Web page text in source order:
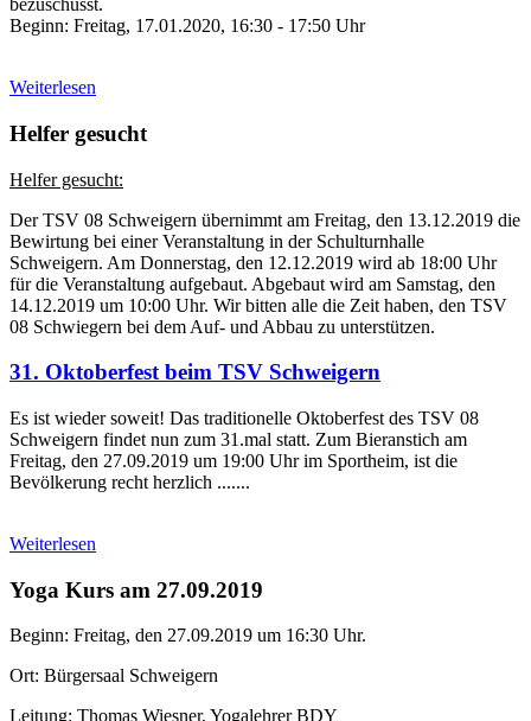
bezuschusst.
Beginn: Freitag, 17.01.2020, 16:30 - 17:50 Uhr
Weiterlesen
Helfer gesucht
Helfer gesucht:
Der TSV 08 Schweigern übernimmt am Freitag, den 13.12.2019 die
Bewirtung bei einer Veranstaltung in der Schulturnhalle
Schweigern. Am Donnerstag, den 12.12.2019 wird ab 18:00 Uhr
für die Veranstaltung aufgebaut. Abgebaut wird am Samstag, den
14.12.2019 um 10:00 Uhr. Wir bitten alle die Zeit haben, den TSV
08 Schwiegern bei dem Auf- und Abbau zu unterstützen.
31. Oktoberfest beim TSV Schweigern
Es ist wieder soweit! Das traditionelle Oktoberfest des TSV 08
Schweigern findet nun zum 31.mal statt. Zum Bieranstich am
Freitag, den 27.09.2019 um 19:00 Uhr im Sportheim, ist die
Bevölkerung recht herzlich .......
Weiterlesen
Yoga Kurs am 27.09.2019
Beginn: Freitag, den 27.09.2019 um 16:30 Uhr.
Ort: Bürgersaal Schweigern
Leitung: Thomas Wiesner, Yogalehrer BDY